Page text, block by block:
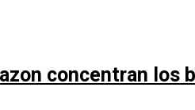
concentran los